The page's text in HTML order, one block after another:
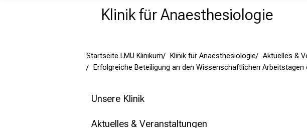
Klinik für Anaesthesiologie
Startseite LMU Klinikum Klinik für Anaesthesiologie Aktuelles &
Erfolgreiche Beteiligung an den Wissenschaftlichen Arbeitstagen
Unsere Klinik
Aktuelles & Veranstaltungen
Pflegewissenschaft
unverbindlich und